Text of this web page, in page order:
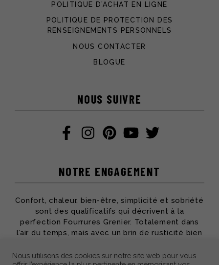
POLITIQUE D’ACHAT EN LIGNE
POLITIQUE DE PROTECTION DES
RENSEIGNEMENTS PERSONNELS
NOUS CONTACTER
BLOGUE
NOUS SUIVRE
NOTRE ENGAGEMENT
Confort, chaleur, bien-être, simplicité et sobriété
sont des qualificatifs qui décrivent à la
perfection Fourrures Grenier. Totalement dans
l’air du temps, mais avec un brin de rusticité bien
son savoir-faire pour vous offrir des produits qui
Nous utilisons des cookies sur notre site web pour vous